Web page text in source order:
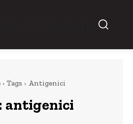
Tags Antigenici
antigenici